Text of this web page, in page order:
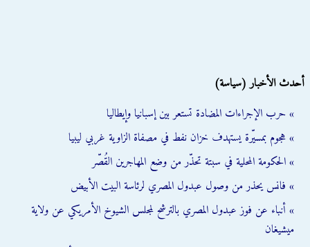
أحدث الأخبار (سياسة)
» حرب الإجراءات المضادة تستعر بين إسبانيا وإيطاليا
» هجوم بمسيّرة يستهدف خزان نفط في مصفاة الزاوية غربي ليبيا
» الحكومة المحلية في سبتة تحذّر من وضع المهاجرين القُصّر
» فانس يحذر من وصول عبدول المصري لرئاسة البيت الأبيض
» أنباء عن فوز عبدول المصري بالترشح لمجلس الشيوخ الأمريكي عن ولاية
ميشيغان